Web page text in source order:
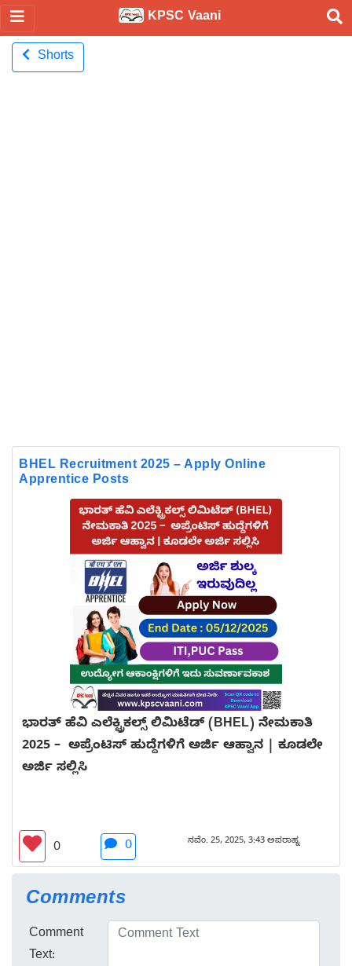
KPSC Vaani
Shorts
BHEL Recruitment 2025 – Apply Online
Apprentice Posts
ಭಾರತ್ ಹೆವಿ ಎಲೆಕ್ಟ್ರಿಕಲ್ಸ್ ಲಿಮಿಟೆಡ್ (BHEL) ನೇಮಕಾತಿ
2025 – ಅಪ್ರೆಂಟಿಸ್ ಹುದ್ದೆಗಳಿಗೆ ಅರ್ಜಿ ಆಹ್ವಾನ | ಕೂಡಲೇ
ಅರ್ಜಿ ಸಲ್ಲಿಸಿ
0 0 ನವೆಂ. 25, 2025, 3:43 ಅಪರಾಹ್ನ
Comments
Comment
Text: